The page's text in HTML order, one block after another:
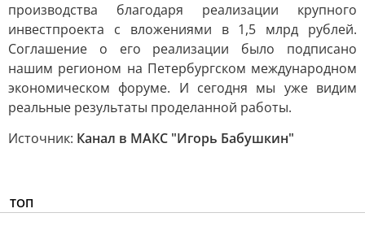
производства благодаря реализации крупного
инвестпроекта с вложениями в 1,5 млрд рублей.
Соглашение о его реализации было подписано
нашим регионом на Петербургском международном
экономическом форуме. И сегодня мы уже видим
реальные результаты проделанной работы.
Источник: Канал в МАКС "Игорь Бабушкин"
ТОП